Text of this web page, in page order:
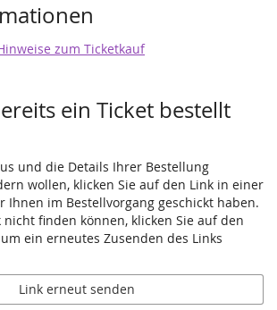
zum Ticketkauf
ein Ticket bestellt
und die Details Ihrer Bestellung
wollen, klicken Sie auf den Link in einer
Ihnen im Bestellvorgang geschickt haben.
nicht finden können, klicken Sie auf den
ein erneutes Zusenden des Links
Link erneut senden